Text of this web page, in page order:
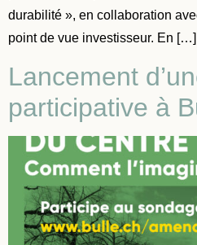
durabilité », en collaboration
point de vue investisseur. En […]
Lancement
participative à